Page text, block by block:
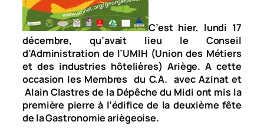
C’est hier, lundi 17
décembre, qu’avait lieu le Conseil
d’Administration de l’UMIH (Union des Métiers
et des industries hôtelières) Ariège. A cette
occasion les Membres du C.A. avec Azinat et
Alain Clastres de la Dépêche du Midi ont mis la
première pierre à l’édifice de la deuxième fête
de la Gastronomie ariègeoise.